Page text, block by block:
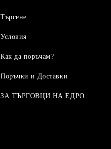
Търсене
Условия
Как да поръчам?
Поръчки и Доставки
ЗА ТЪРГОВЦИ НА ЕДРО